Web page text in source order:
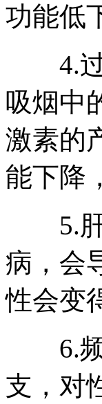
功能低
4.过
吸烟中
激素的
能下降
5.肝
病，会
性会变
6.频
支，对